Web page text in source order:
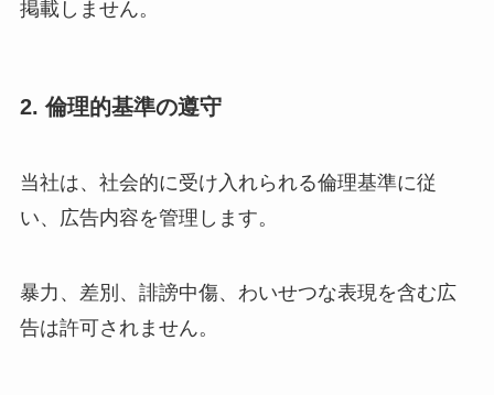
掲載しません。
2. 倫理的基準の遵守
当社は、社会的に受け入れられる倫理基準に従
い、広告内容を管理します。
暴力、差別、誹謗中傷、わいせつな表現を含む広
告は許可されません。